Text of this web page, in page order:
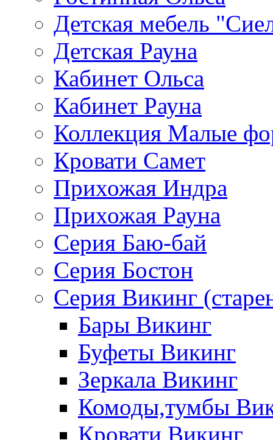
Детская мебель
Детская Рауна
Кабинет Ольса
Кабинет Рауна
Коллекция Малые
Кровати Самет
Прихожая Индра
Прихожая Рауна
Серия Баю-бай
Серия Бостон
Серия Викинг
Бары Викинг
Буфеты Викинг
Зеркала Викинг
Комоды,тумбы
Кровати Викинг